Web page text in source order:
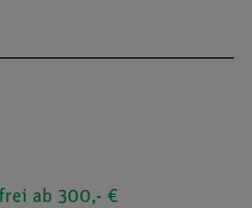
ab 300,- €